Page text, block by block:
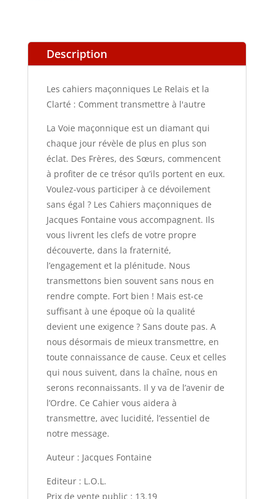
Clarté
:
transmettre
l'autre
Description
Les cahiers maçonniques Le Relais et la
Clarté : Comment transmettre à l'autre
La Voie maçonnique est un diamant qui
chaque jour révèle de plus en plus son
éclat. Des Frères, des Sœurs, commencent
à profiter de ce trésor qu’ils portent en eux.
Voulez-vous participer à ce dévoilement
sans égal ? Les Cahiers maçonniques de
Jacques Fontaine vous accompagnent. Ils
vous livrent les clefs de votre propre
découverte, dans la fraternité,
l’engagement et la plénitude. Nous
transmettons bien souvent sans nous en
rendre compte. Fort bien ! Mais est-ce
suffisant à une époque où la qualité
devient une exigence ? Sans doute pas. A
nous désormais de mieux transmettre, en
toute connaissance de cause. Ceux et celles
qui nous suivent, dans la chaîne, nous en
serons reconnaissants. Il y va de l’avenir de
l’Ordre. Ce Cahier vous aidera à
transmettre, avec lucidité, l’essentiel de
notre message.
Auteur : Jacques Fontaine
Editeur : L.O.L.
Prix de vente public : 13.19